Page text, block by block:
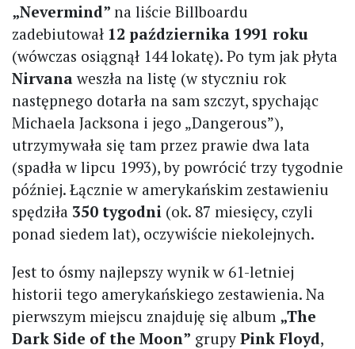
„Nevermind” na liście Billboardu
zadebiutował 12 października 1991 roku
(wówczas osiągnął 144 lokatę). Po tym jak płyta
Nirvanaweszła na listę (w styczniu rok
następnego dotarła na sam szczyt, spychając
Michaela Jacksona i jego „Dangerous”),
utrzymywała się tam przez prawie dwa lata
(spadła w lipcu 1993), by powrócić trzy tygodnie
później. Łącznie w amerykańskim zestawieniu
spędziła 350 tygodni (ok. 87 miesięcy, czyli
ponad siedem lat), oczywiście niekolejnych.
Jest to ósmy najlepszy wynik w 61-letniej
historii tego amerykańskiego zestawienia. Na
pierwszym miejscu znajduję się album „The
Dark Side of the Moon” grupy Pink Floyd,